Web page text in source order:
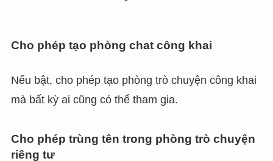
Cho phép tạo phòng chat công khai
Nếu bật, cho phép tạo phòng trò chuyện công khai
mà bất kỳ ai cũng có thể tham gia.
Cho phép trùng tên trong phòng trò chuyện
riêng tư